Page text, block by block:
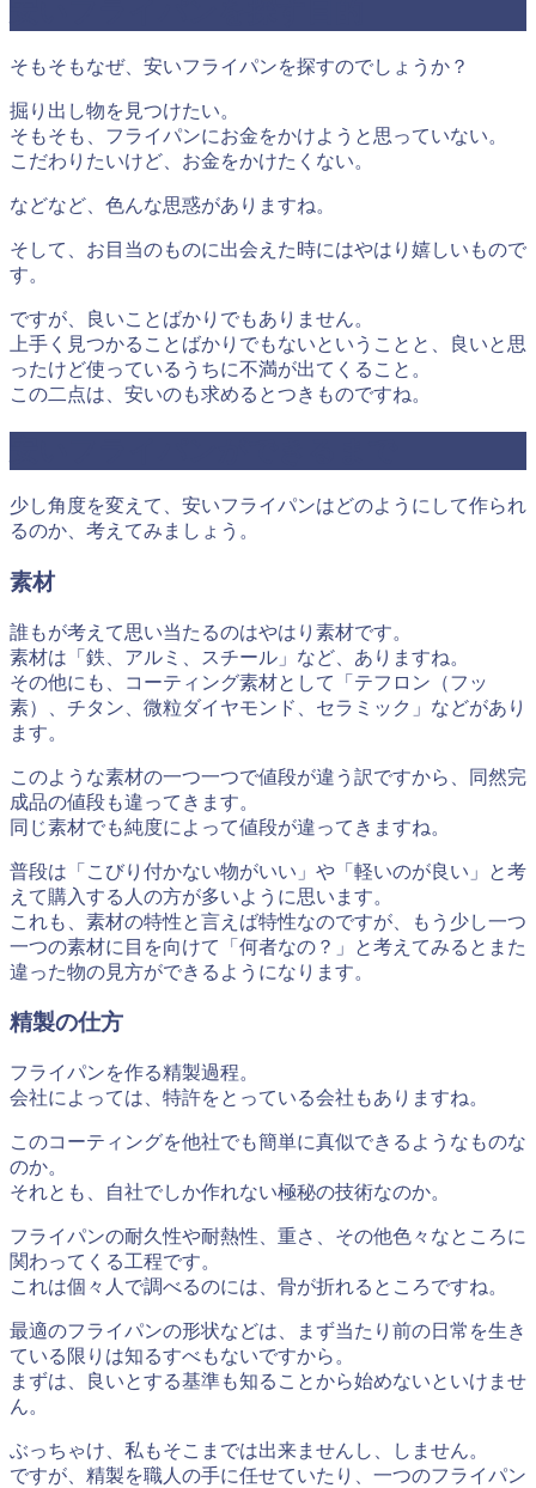
そもそもなぜ、安いフライパンを探すのでしょうか？
掘り出し物を見つけたい。
そもそも、フライパンにお金をかけようと思っていない。
こだわりたいけど、お金をかけたくない。
などなど、色んな思惑がありますね。
そして、お目当のものに出会えた時にはやはり嬉しいもので
す。
ですが、良いことばかりでもありません。
上手く見つかることばかりでもないということと、良いと思
ったけど使っているうちに不満が出てくること。
この二点は、安いのも求めるとつきものですね。
少し角度を変えて、安いフライパンはどのようにして作られ
るのか、考えてみましょう。
素材
誰もが考えて思い当たるのはやはり素材です。
素材は「鉄、アルミ、スチール」など、ありますね。
その他にも、コーティング素材として「テフロン（フッ
素）、チタン、微粒ダイヤモンド、セラミック」などがあり
ます。
このような素材の一つ一つで値段が違う訳ですから、同然完
成品の値段も違ってきます。
同じ素材でも純度によって値段が違ってきますね。
普段は「こびり付かない物がいい」や「軽いのが良い」と考
えて購入する人の方が多いように思います。
これも、素材の特性と言えば特性なのですが、もう少し一つ
一つの素材に目を向けて「何者なの？」と考えてみるとまた
違った物の見方ができるようになります。
精製の仕方
フライパンを作る精製過程。
会社によっては、特許をとっている会社もありますね。
このコーティングを他社でも簡単に真似できるようなものな
のか。
それとも、自社でしか作れない極秘の技術なのか。
フライパンの耐久性や耐熱性、重さ、その他色々なところに
関わってくる工程です。
これは個々人で調べるのには、骨が折れるところですね。
最適のフライパンの形状などは、まず当たり前の日常を生き
ている限りは知るすべもないですから。
まずは、良いとする基準も知ることから始めないといけませ
ん。
ぶっちゃけ、私もそこまでは出来ませんし、しません。
ですが、精製を職人の手に任せていたり、一つのフライパン